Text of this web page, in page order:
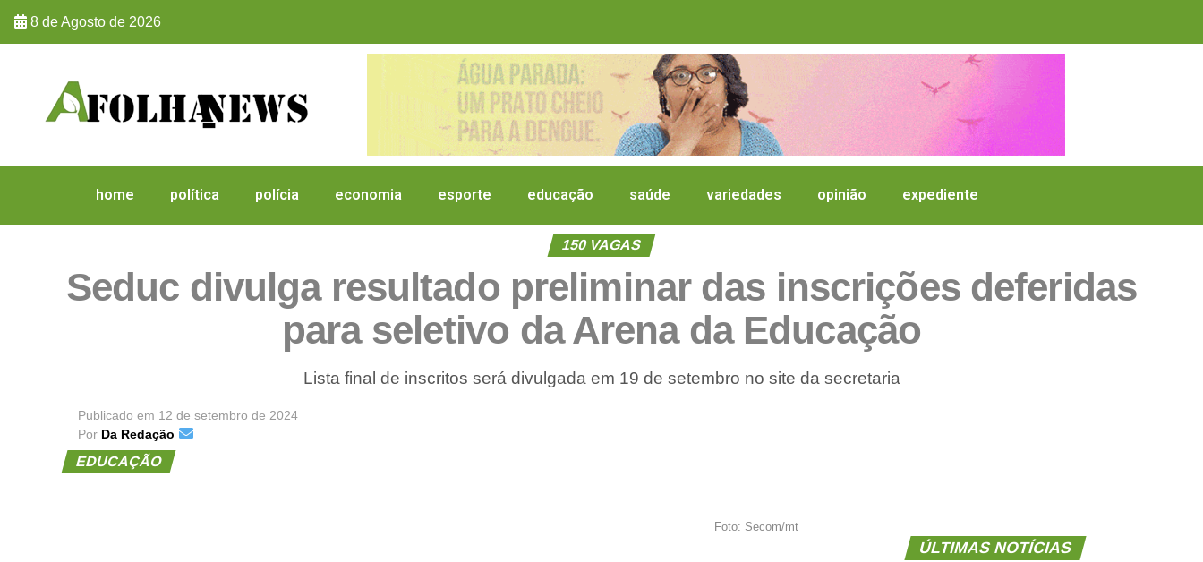
8 de Agosto de 2026
home política polícia economia esporte educação saúde variedades opinião expediente
150 VAGAS
Seduc divulga resultado preliminar das inscrições deferidas
para seletivo da Arena da Educação
Lista final de inscritos será divulgada em 19 de setembro no site da secretaria
Publicado em 12 de setembro de 2024
Por Da Redação
EDUCAÇÃO
Foto: Secom/mt
ÚLTIMAS NOTÍCIAS